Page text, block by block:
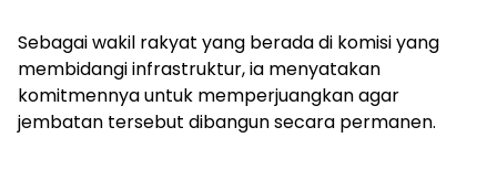
Sebagai wakil rakyat yang berada di komisi yang
membidangi infrastruktur, ia menyatakan
komitmennya untuk memperjuangkan agar
jembatan tersebut dibangun secara permanen.